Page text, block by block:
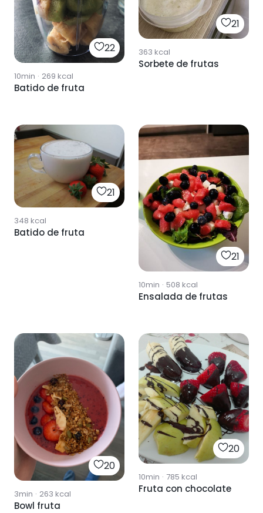
22
10min · 269 kcal
Batido de fruta
21
363 kcal
Sorbete de frutas
21
348 kcal
Batido de fruta
21
10min · 508 kcal
Ensalada de frutas
20
3min · 263 kcal
Bowl fruta
20
10min · 785 kcal
Fruta con chocolate